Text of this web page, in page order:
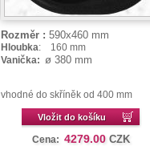
Rozměr : 590x460 mm
Hloubka: 160 mm
Vanička: ø 380 mm
vhodné do skříněk od 400 mm
Vložit do košíku
Cena: 4279.00 CZK